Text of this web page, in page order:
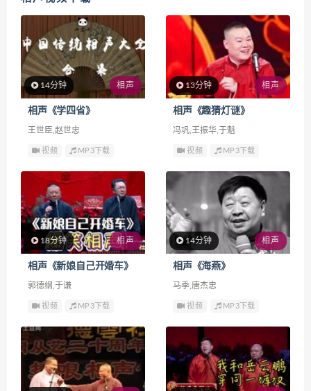
14分钟 相声
相声《学四省》
王世臣,赵世忠
视频 MP3下载
13分钟 相声
相声《趣猜灯谜》
冯巩,王振华,于魁
视频 MP3下载
18分钟 相声
相声《新娘自己开婚车》
郭德纲,于谦
视频 MP3下载
14分钟 相声
相声《海燕》
马季,唐杰忠
视频 MP3下载